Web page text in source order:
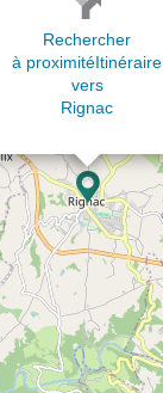
Rechercher
à proximitéItinéraire
vers
Rignac